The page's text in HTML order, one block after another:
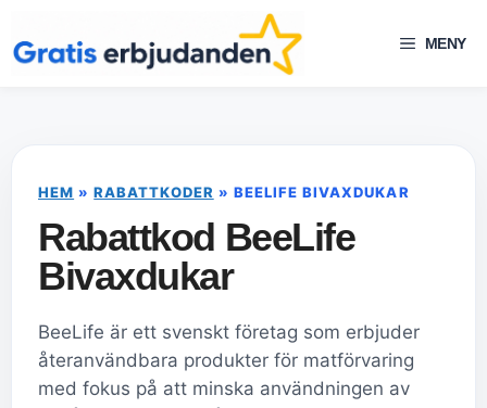
till
innehåll
MENY
HEM »RABATTKODER » BEELIFE BIVAXDUKAR
Rabattkod BeeLife
Bivaxdukar
BeeLife är ett svenskt företag som erbjuder
återanvändbara produkter för matförvaring
med fokus på att minska användningen av